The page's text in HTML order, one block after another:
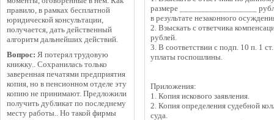
правило, в рамках бесплатной
юридической консультации,
получается, дать действенный
алгоритм дальнейших действий.
Вопрос: Я потерял трудовую
книжку.. Сохранилась только
заверенная печатями предприятия
копия, но в пенсионном отделе эту
копию не принимают. Предложили
получить дубликат по последнему
месту работы.. Но такой фирмы
размере __________________
в результате незаконного
2. Взыскать с ответчика
рублей.
3. В соответствии с подп. 10 п. 1
уплаты госпошлины.
Приложения:
1. Копия искового заявления.
2. Копия определения судебной
суда.